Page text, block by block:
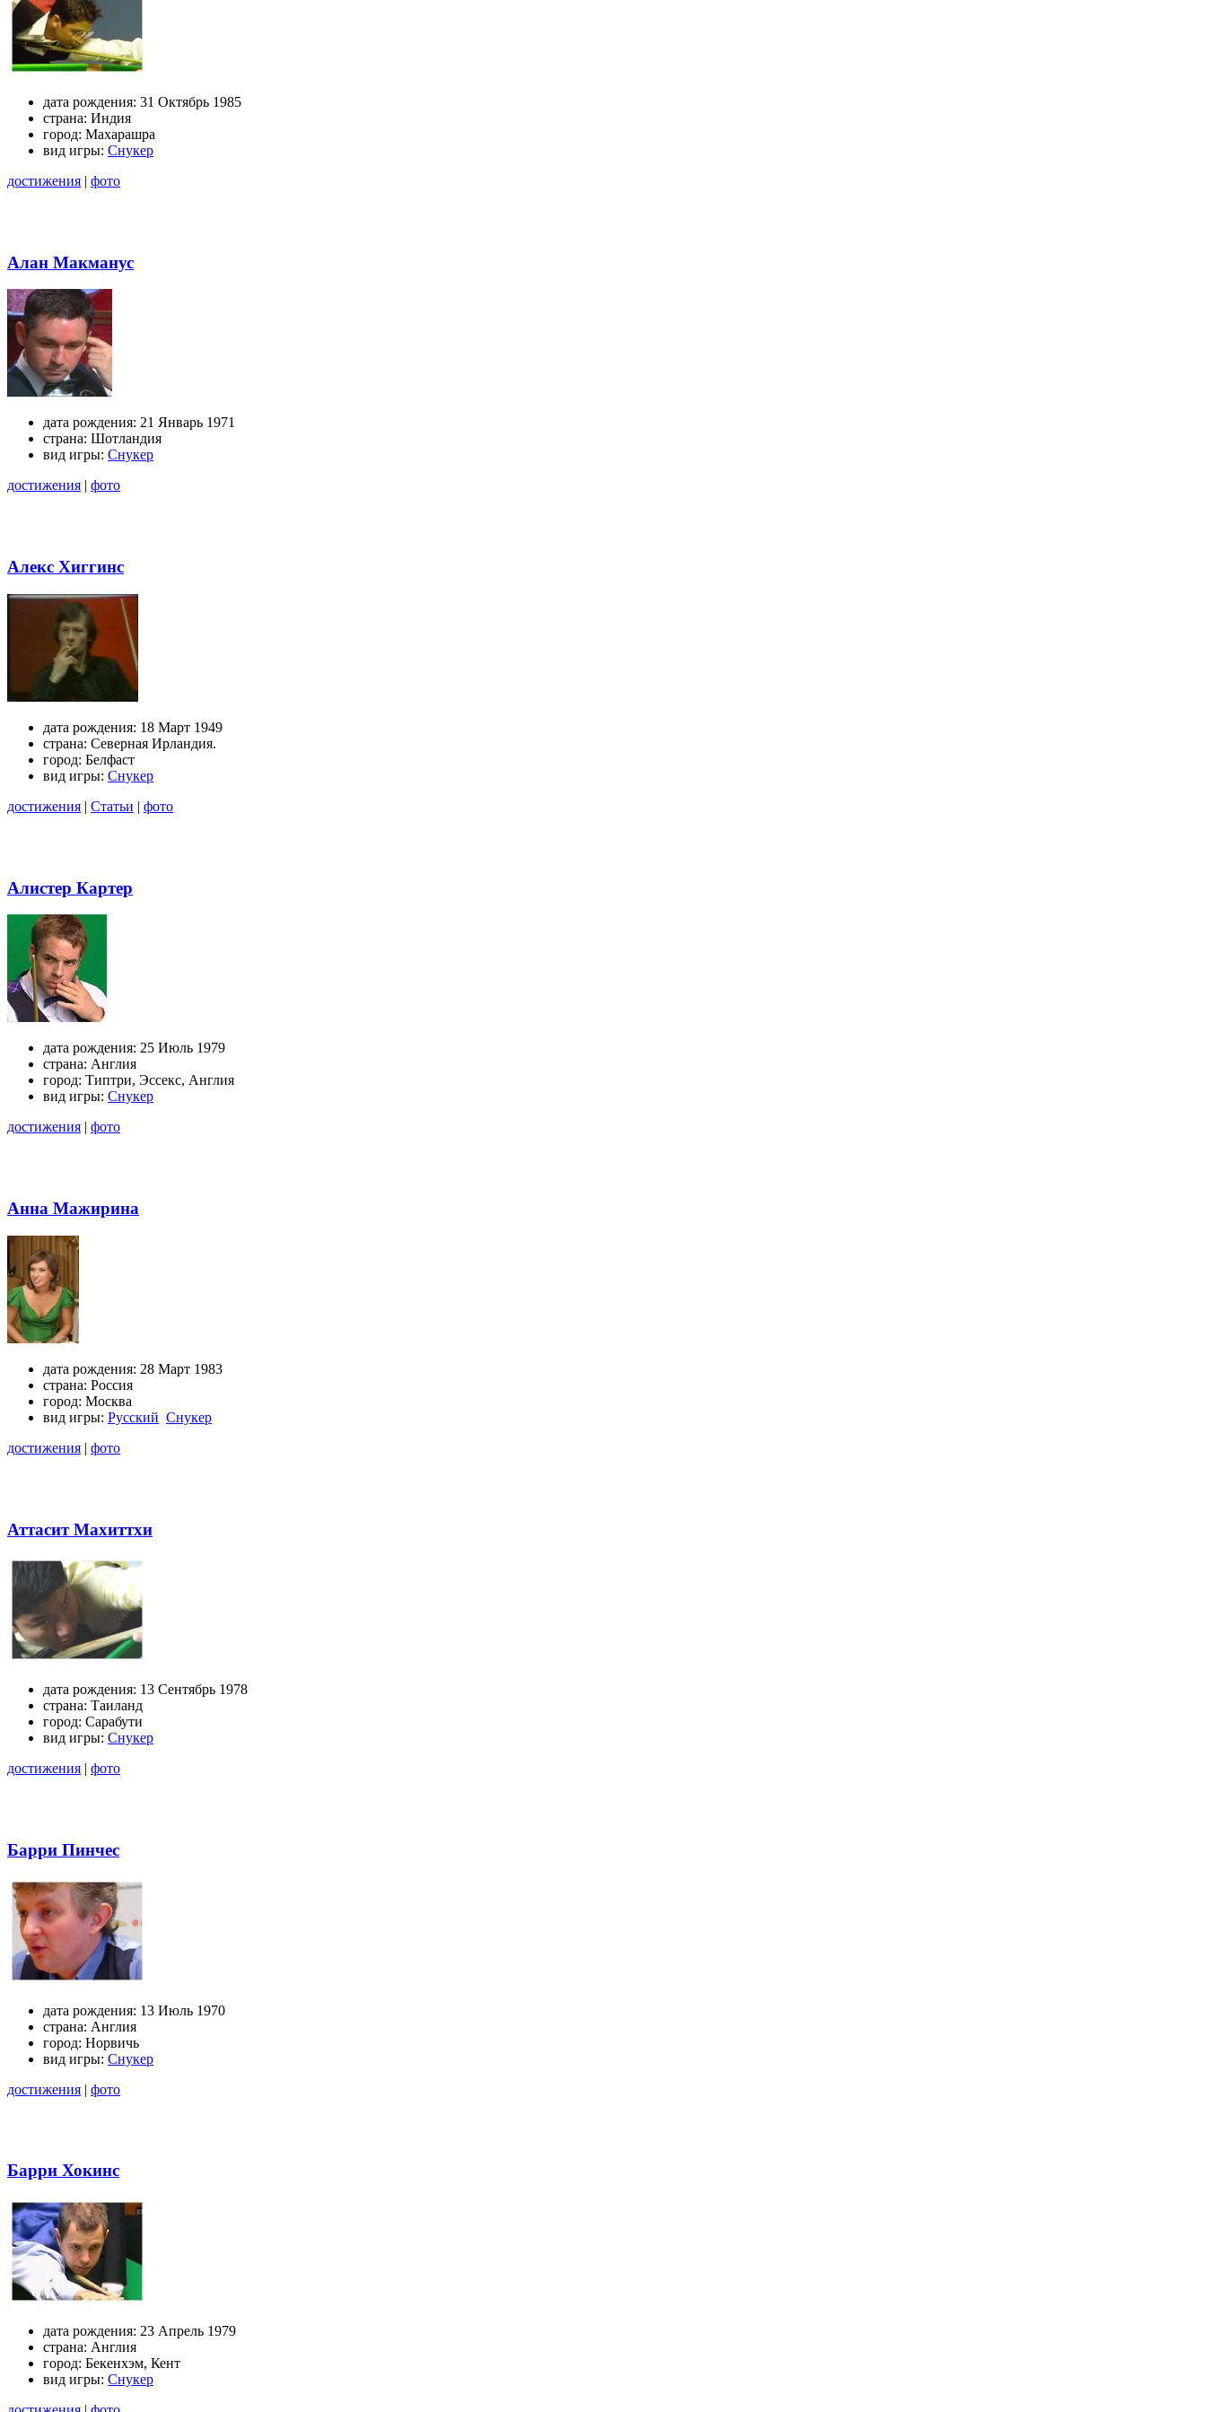
дата рождения: 31 Октябрь 1985
страна: Индия
город: Махарашра
вид игры: Снукер
достижения | фото
Алан Макманус
дата рождения: 21 Январь 1971
страна: Шотландия
вид игры: Снукер
достижения
фото
Алекс Хиггинс
дата рождения: 18 Март 1949
страна: Северная Ирландия.
город: Белфаст
вид игры: Снукер
достижения | Статьи | фото
Алистер Картер
дата рождения: 25 Июль 1979
страна: Англия
город: Типтри, Эссекс, Англия
вид игры: Снукер
достижения | фото
Анна Мажирина
дата рождения: 28 Март 1983
страна: Россия
город: Москва
вид игры: Русский Снукер
достижения | фото
Аттасит Махиттхи
дата рождения: 13 Сентябрь 1978
страна: Таиланд
город: Сарабути
вид игры: Снукер
достижения | фото
Барри Пинчес
дата рождения: 13 Июль 1970
страна: Англия
город: Норвичь
вид игры: Снукер
достижения | фото
Барри Хокинс
дата рождения: 23 Апрель 1979
страна: Англия
город: Бекенхэм, Кент
вид игры: Снукер